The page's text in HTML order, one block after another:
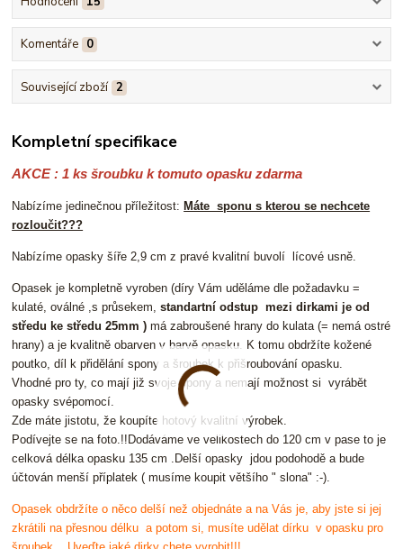
Komentáře 0
Související zboží 2
Kompletní specifikace
AKCE : 1 ks šroubku k tomuto opasku zdarma
Nabízíme jedinečnou příležitost: Máte sponu s kterou se nechcete
rozloučit???
Nabízíme opasky šíře 2,9 cm z pravé kvalitní buvolí lícové usně.
Opasek je kompletně vyroben (díry Vám uděláme dle požadavku =
kulaté, oválné ,s průsekem,standartní odstup mezi dirkami je od
středu ke středu 25mm ) má zabroušené hrany do kulata (= nemá ostré
hrany) a je kvalitně obarven v barvě opasku. K tomu obdržíte kožené
poutko, díl k přidělání spony a šroubek k přišroubování opasku.
Vhodné pro ty, co mají již svoje spony a nemají možnost si vyrábět
opasky svépomocí.
Zde máte jistotu, že koupíte hotový kvalitní výrobek.
Podívejte se na foto.!! Dodáváme ve velikostech do 120 cm v pase to je
celková délka opasku 135 cm .Delší opasky jdou podohodě a bude
účtován menší příplatek ( musíme koupit většího " slona" :-).
Opasek obdržíte o něco delší než objednáte a na Vás je, aby jste si jej
zkrátili na přesnou délku a potom si, musíte udělat dírku v opasku pro